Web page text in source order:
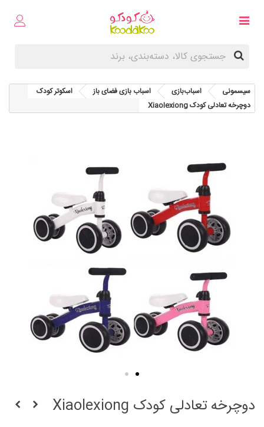
سیسمونی اسباب‌بازی اسباب بازی فضای باز
اسکوتر کودک
دوچرخه تعادلی کودک Xiaolexiong
دوچرخه تعادلی کودک Xiaolexiong